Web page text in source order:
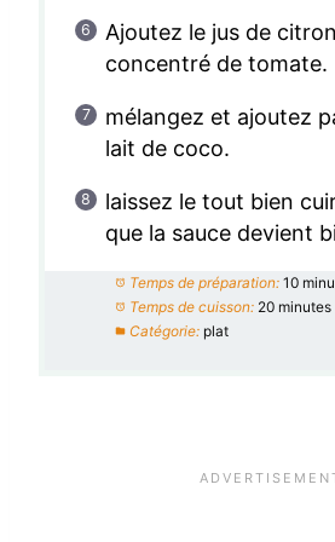
Ajoutez le jus de
concentré de tomate.
mélangez et ajoutez
lait de coco.
laissez le tout bien
que la sauce devient
Temps de préparation: 10
Temps de cuisson: 20 minutes
Catégorie: plat